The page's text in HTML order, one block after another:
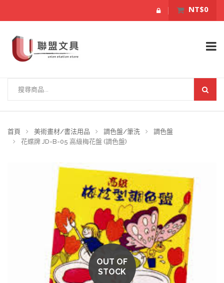
NT$0
首頁 美術畫材/書法用品 調色盤/筆洗
調色盤
花蝶牌 JD-B-05 高級梅花盤 (調色盤)
OUT OF
STOCK